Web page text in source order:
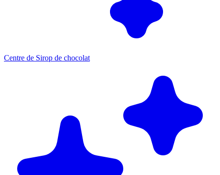
Centre de Sirop de chocolat